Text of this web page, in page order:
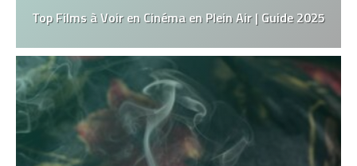
Top Films à Voir en Cinéma en Plein Air | Guide 2025